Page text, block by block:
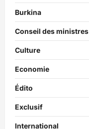
Burkina
Conseil des ministres
Culture
Economie
Édito
Exclusif
International